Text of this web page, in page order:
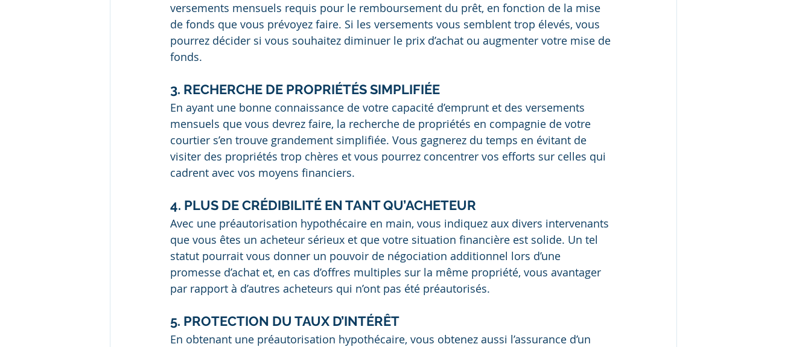
versements mensuels requis pour le remboursement du prêt, en fonction de la mise
de fonds que vous prévoyez faire. Si les versements vous semblent trop élevés, vous
pourrez décider si vous souhaitez diminuer le prix d’achat ou augmenter votre mise de
fonds.
3. RECHERCHE DE PROPRIÉTÉS SIMPLIFIÉE
En ayant une bonne connaissance de votre capacité d’emprunt et des versements
mensuels que vous devrez faire, la recherche de propriétés en compagnie de votre
courtier s’en trouve grandement simplifiée. Vous gagnerez du temps en évitant de
visiter des propriétés trop chères et vous pourrez concentrer vos efforts sur celles qui
cadrent avec vos moyens financiers.
4. PLUS DE CRÉDIBILITÉ EN TANT QU’ACHETEUR
Avec une préautorisation hypothécaire en main, vous indiquez aux divers intervenants
que vous êtes un acheteur sérieux et que votre situation financière est solide. Un tel
statut pourrait vous donner un pouvoir de négociation additionnel lors d’une
promesse d’achat et, en cas d’offres multiples sur la même propriété, vous avantager
par rapport à d’autres acheteurs qui n’ont pas été préautorisés.
5. PROTECTION DU TAUX D’INTÉRÊT
En obtenant une préautorisation hypothécaire, vous obtenez aussi l’assurance d’un